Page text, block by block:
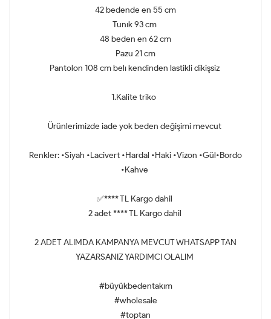
42 bedende en 55 cm
Tunık 93 cm
48 beden en 62 cm
Pazu 21 cm
Pantolon 108 cm belı kendinden lastikli dikişsiz
1.Kalite triko
Ürünlerimizde iade yok beden değişimi mevcut
Renkler: •Siyah •Lacivert •Hardal •Haki •Vizon •Gül•Bordo
•Kahve
✅**** TL Kargo dahil
2 adet **** TL Kargo dahil
2 ADET ALIMDA KAMPANYA MEVCUT WHATSAPP TAN
YAZARSANIZ YARDIMCI OLALIM
#büyükbedentakım
#wholesale
#toptan